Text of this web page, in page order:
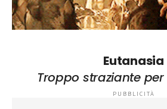
Eutanasia
Troppo straziante per